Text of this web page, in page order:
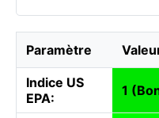
Paramètre
Indice US
EPA:
1